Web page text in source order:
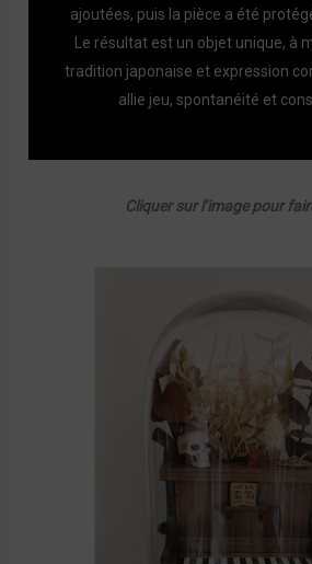
ajoutées, puis la pièce a été
Le résultat est un objet unique, à
tradition japonaise et expression
allie jeu, spontanéité et
Cliquer sur l’image pour